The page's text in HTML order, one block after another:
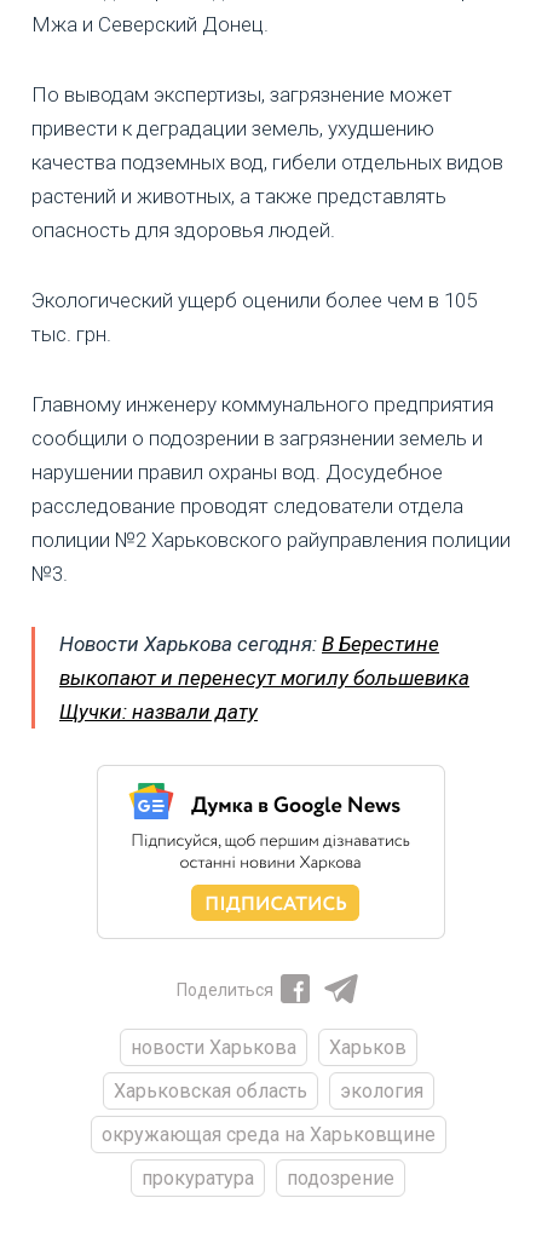
Мжа и Северский Донец.
По выводам экспертизы, загрязнение может
привести к деградации земель, ухудшению
качества подземных вод, гибели отдельных видов
растений и животных, а также представлять
опасность для здоровья людей.
Экологический ущерб оценили более чем в 105
тыс. грн.
Главному инженеру коммунального предприятия
сообщили о подозрении в загрязнении земель и
нарушении правил охраны вод. Досудебное
расследование проводят следователи отдела
полиции №2 Харьковского райуправления полиции
№3.
Новости Харькова сегодня: В Берестине
выкопают и перенесут могилу большевика
Щучки: назвали дату
Поделиться
новости Харькова
Харьков
Харьковская область
экология
окружающая среда на Харьковщине
прокуратура
подозрение